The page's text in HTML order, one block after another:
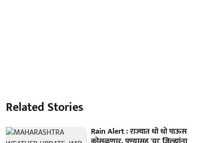
Related Stories
Rain Alert : राज्यात धो धो पाऊस